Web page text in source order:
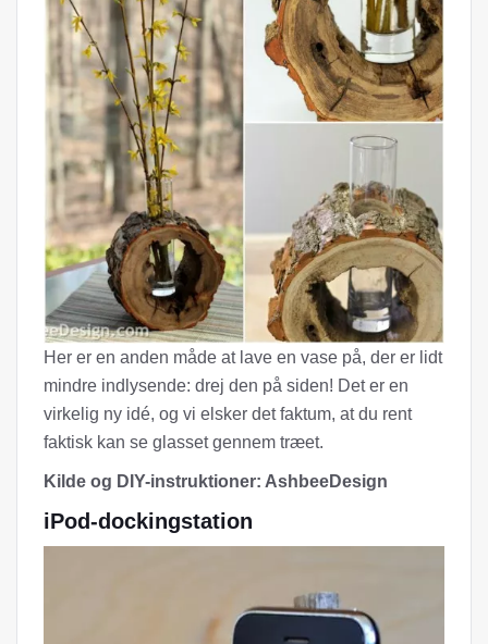
Her er en anden måde at lave en vase på, der er lidt
mindre indlysende: drej den på siden! Det er en
virkelig ny idé, og vi elsker det faktum, at du rent
faktisk kan se glasset gennem træet.
Kilde og DIY-instruktioner: AshbeeDesign
iPod-dockingstation